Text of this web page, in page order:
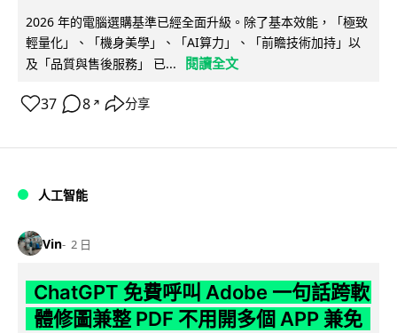
2026 年的電腦選購基準已經全面升級。除了基本效能，「極致
輕量化」、「機身美學」、「AI算力」、「前瞻技術加持」以
及「品質與售後服務」 已...
閱讀全文
37 8 ↗ 分享
人工智能
Vin 2 日
ChatGPT 免費呼叫 Adobe 一句話跨軟
體修圖兼整 PDF 不用開多個 APP 兼免